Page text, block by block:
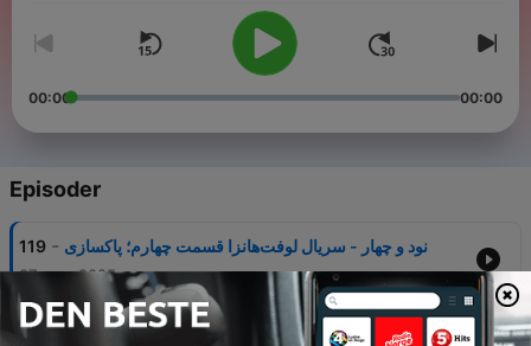
00:00 00:00
Episoder
119 - نود و چهار - سریال لوفت‌هانزا قسمت چهارم؛ پاکسازی
07 sep. 2025
118 - نود و سه - سریال لوفت‌هانزا قسمت سوم؛ سهل ممتنع